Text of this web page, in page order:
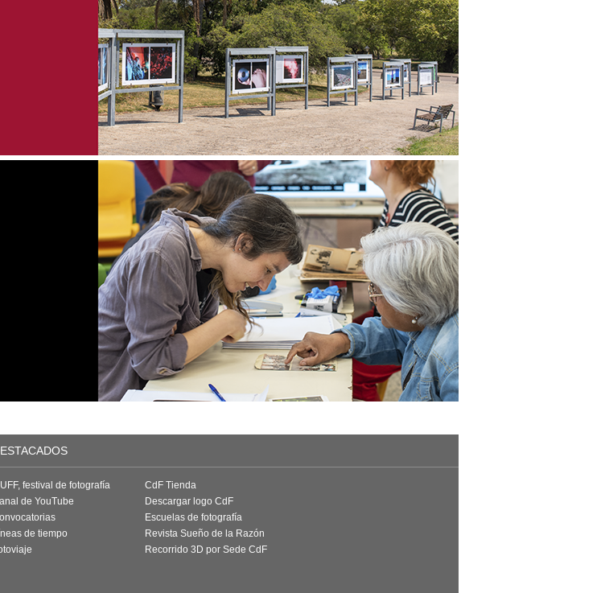
festival de fotografía
de YouTube
de tiempo
CdF Tienda
Descargar logo CdF
Escuelas de fotografía
Revista Sueño de la Razón
Recorrido 3D por Sede CdF